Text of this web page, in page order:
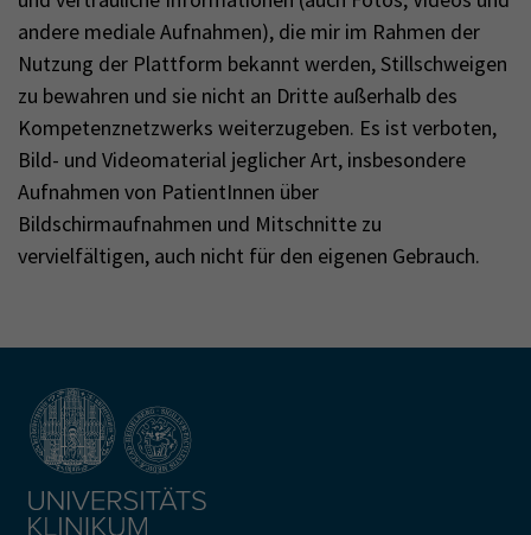
andere mediale Aufnahmen), die mir im Rahmen der
Nutzung der Plattform bekannt werden, Stillschweigen
zu bewahren und sie nicht an Dritte außerhalb des
Kompetenznetzwerks weiterzugeben. Es ist verboten,
Bild- und Videomaterial jeglicher Art, insbesondere
Aufnahmen von PatientInnen über
Bildschirmaufnahmen und Mitschnitte zu
vervielfältigen, auch nicht für den eigenen Gebrauch.